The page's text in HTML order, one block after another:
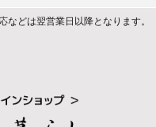
どは翌営業日以降となります。